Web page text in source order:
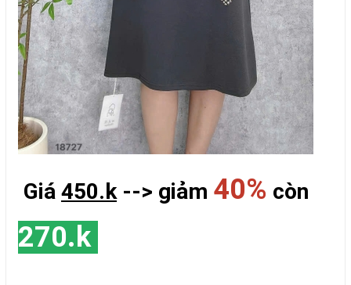
Giá 450.k--> giảm 40% còn
270.k